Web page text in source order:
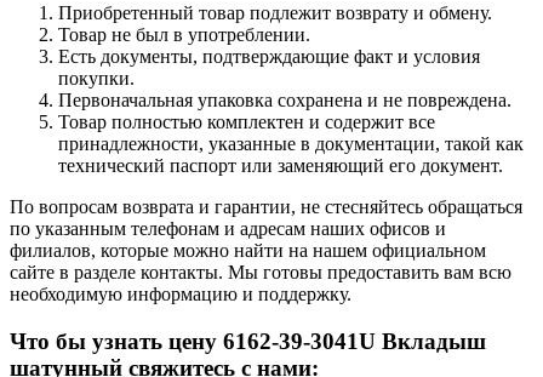
Приобретенный товар подлежит возврату и обмену.
Товар не был в употреблении.
Есть документы, подтверждающие факт и условия
покупки.
Первоначальная упаковка сохранена и не повреждена.
Товар полностью комплектен и содержит все
принадлежности, указанные в документации, такой как
технический паспорт или заменяющий его документ.
По вопросам возврата и гарантии, не стесняйтесь обращаться
по указанным телефонам и адресам наших офисов и
филиалов, которые можно найти на нашем официальном
сайте в разделе контакты. Мы готовы предоставить вам всю
необходимую информацию и поддержку.
Что бы узнать цену 6162-39-3041U Вкладыш
шатунный свяжитесь с нами: